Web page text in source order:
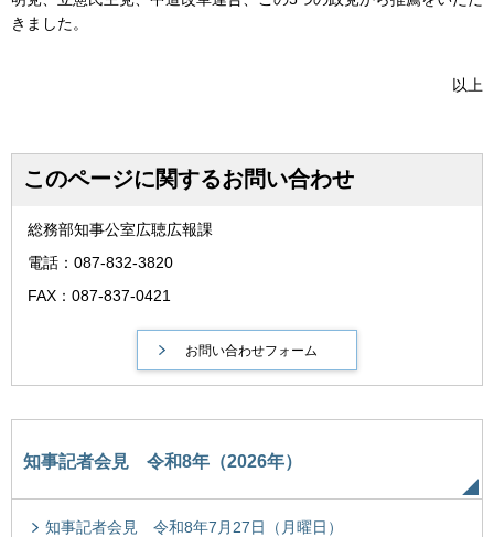
きました。
以上
このページに関するお問い合わせ
総務部知事公室広聴広報課
電話：087-832-3820
FAX：087-837-0421
知事記者会見 令和8年（2026年）
知事記者会見 令和8年7月27日（月曜日）